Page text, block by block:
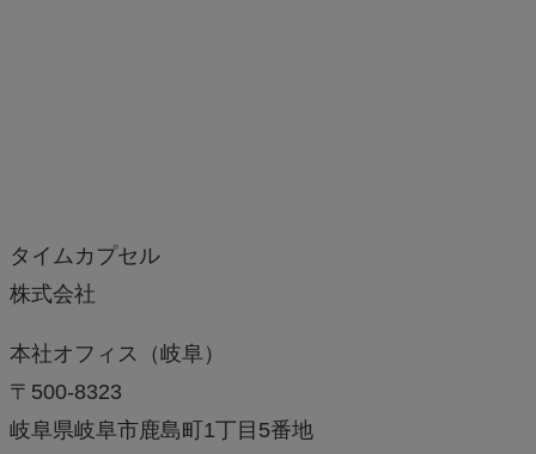
タイムカプセル
株式会社
本社オフィス（岐阜）
〒500-8323
岐阜県岐阜市鹿島町1丁目5番地